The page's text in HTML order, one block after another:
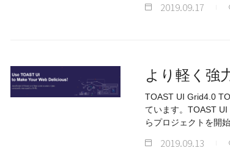
2019.09.17
より軽く強
TOAST UI Grid4.0
ています。TOAST
らプロジェクトを開
2019.09.13